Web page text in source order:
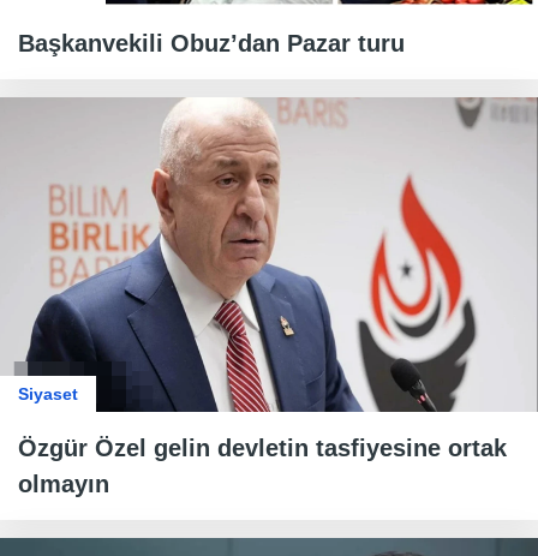
Başkanvekili Obuz’dan Pazar turu
Siyaset
Özgür Özel gelin devletin tasfiyesine ortak
olmayın